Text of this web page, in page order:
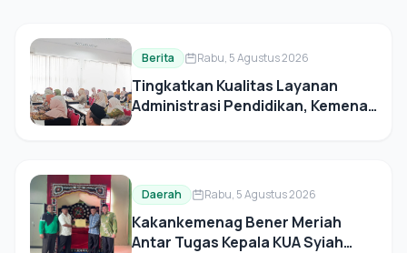
Berita Rabu, 5 Agustus 2026
Tingkatkan Kualitas Layanan
Administrasi Pendidikan, Kemenag
Daerah Rabu, 5 Agustus 2026
Kakankemenag Bener Meriah
Antar Tugas Kepala KUA Syiah